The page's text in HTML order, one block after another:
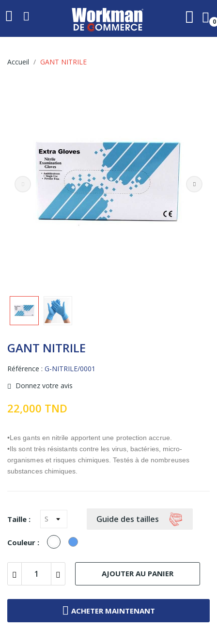
0
Accueil GANT NITRILE
GANT NITRILE
Référence : G-NITRILE/0001
Donnez votre avis
22,000 TND
•Les gants en nitrile apportent une protection accrue.
•Ils sont très résistants contre les virus, bactéries, micro-
organismes et risques chimiques. Testés à de nombreuses
substances chimiques.
Taille : Guide des tailles
Couleur : Blanc Bleu
AJOUTER AU PANIER
ACHETER MAINTENANT